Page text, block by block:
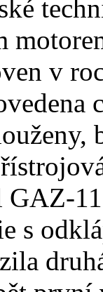
v
GAZ-
s